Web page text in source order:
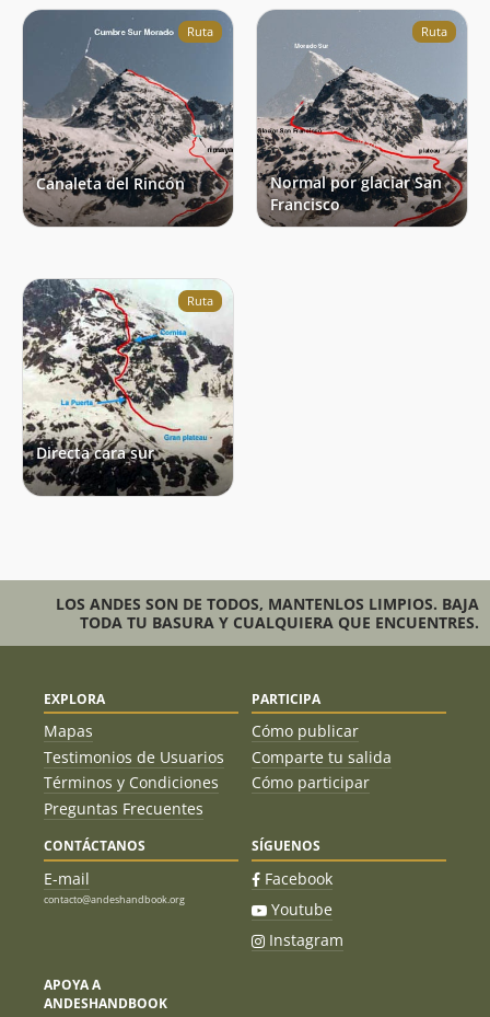
Ruta
Canaleta del Rincón
Ruta
Normal por glaciar San
Francisco
Ruta
Directa cara sur
LOS ANDES SON DE TODOS, MANTENLOS LIMPIOS. BAJA
TODA TU BASURA Y CUALQUIERA QUE ENCUENTRES.
EXPLORA
Mapas
Testimonios de Usuarios
Términos y Condiciones
Preguntas Frecuentes
PARTICIPA
Cómo publicar
Comparte tu salida
Cómo participar
CONTÁCTANOS
E-mail
contacto@andeshandbook.org
SÍGUENOS
Facebook
Youtube
Instagram
APOYA A
ANDESHANDBOOK